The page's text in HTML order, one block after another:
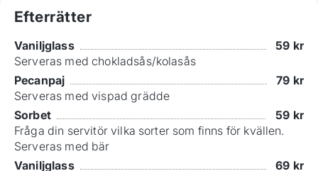
Efterrätter
Vaniljglass 59 kr
Serveras med chokladsås/kolasås
Pecanpaj
79 kr
Serveras med vispad grädde
Sorbet
59 kr
Fråga din servitör vilka sorter som finns för kvällen.
Serveras med bär
Vaniljglass
69 kr